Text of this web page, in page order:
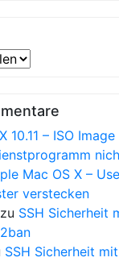
10.11 – ISO
Mac OS X –
verstecken
zu SSH Sicherheit
SSH Sicherheit